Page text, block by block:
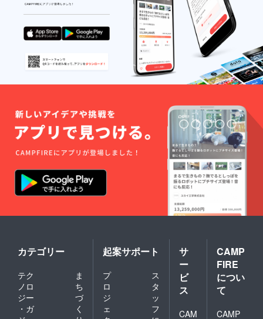
カテゴリー
テク
ノロ
ジー
・ガ
ま
ち
づ
く
起案サポート
プ
ロ
ジ
ェ
ス
タ
ッ
フ
サ
ー
ビ
ス
CAM
CAMP
FIRE
につい
て
CAMP